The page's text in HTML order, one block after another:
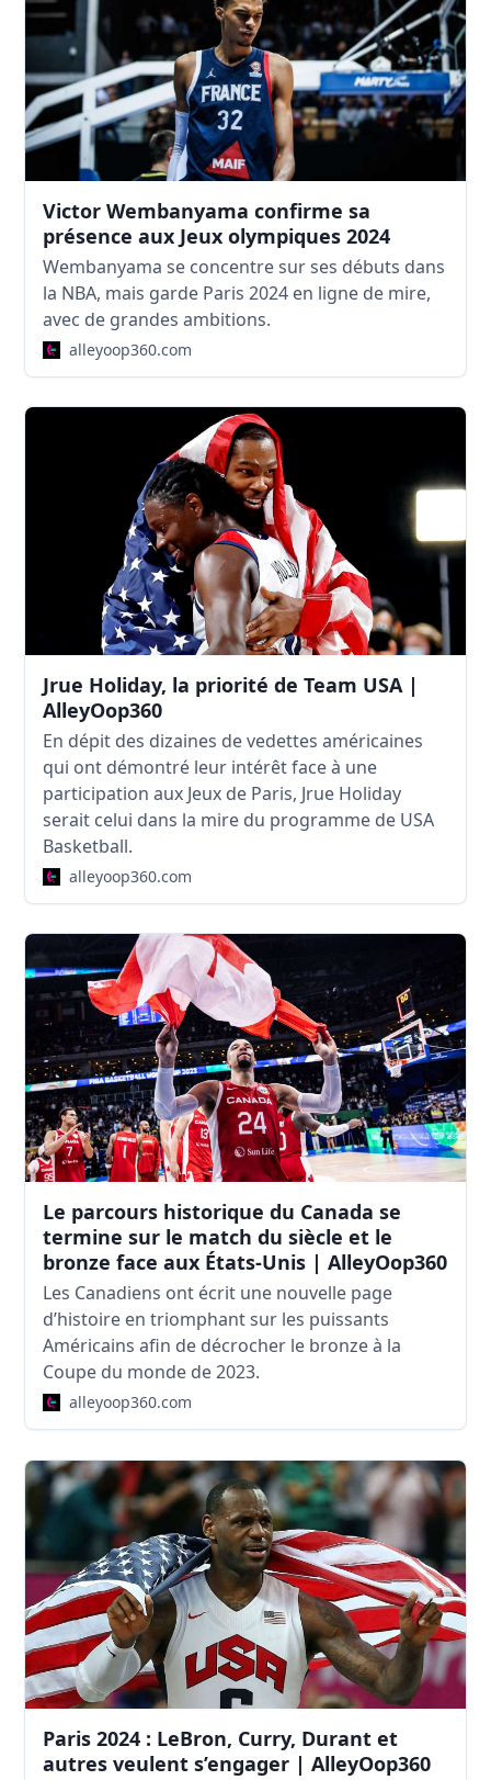
Victor Wembanyama confirme sa
présence aux Jeux olympiques 2024
Wembanyama se concentre sur ses débuts dans
la NBA, mais garde Paris 2024 en ligne de mire,
avec de grandes ambitions.
alleyoop360.com
Jrue Holiday, la priorité de Team USA |
AlleyOop360
En dépit des dizaines de vedettes américaines
qui ont démontré leur intérêt face à une
participation aux Jeux de Paris, Jrue Holiday
serait celui dans la mire du programme de USA
Basketball.
alleyoop360.com
Le parcours historique du Canada se
termine sur le match du siècle et le
bronze face aux États-Unis | AlleyOop360
Les Canadiens ont écrit une nouvelle page
d’histoire en triomphant sur les puissants
Américains afin de décrocher le bronze à la
Coupe du monde de 2023.
alleyoop360.com
Paris 2024 : LeBron, Curry, Durant et
autres veulent s’engager | AlleyOop360